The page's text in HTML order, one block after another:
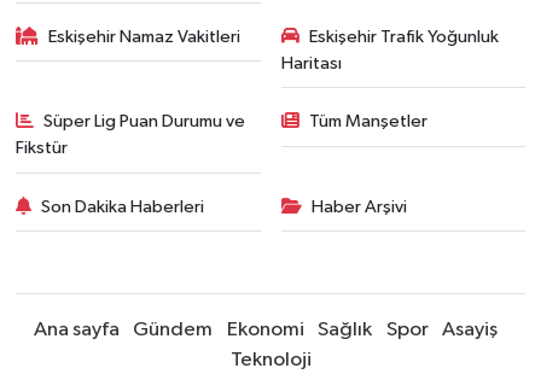
Eskişehir Namaz Vakitleri
Eskişehir Trafik Yoğunluk
Haritası
Süper Lig Puan Durumu ve
Fikstür
Tüm Manşetler
Son Dakika Haberleri Haber Arşivi
Ana sayfa Gündem Ekonomi Sağlık Spor
Asayiş
Teknoloji